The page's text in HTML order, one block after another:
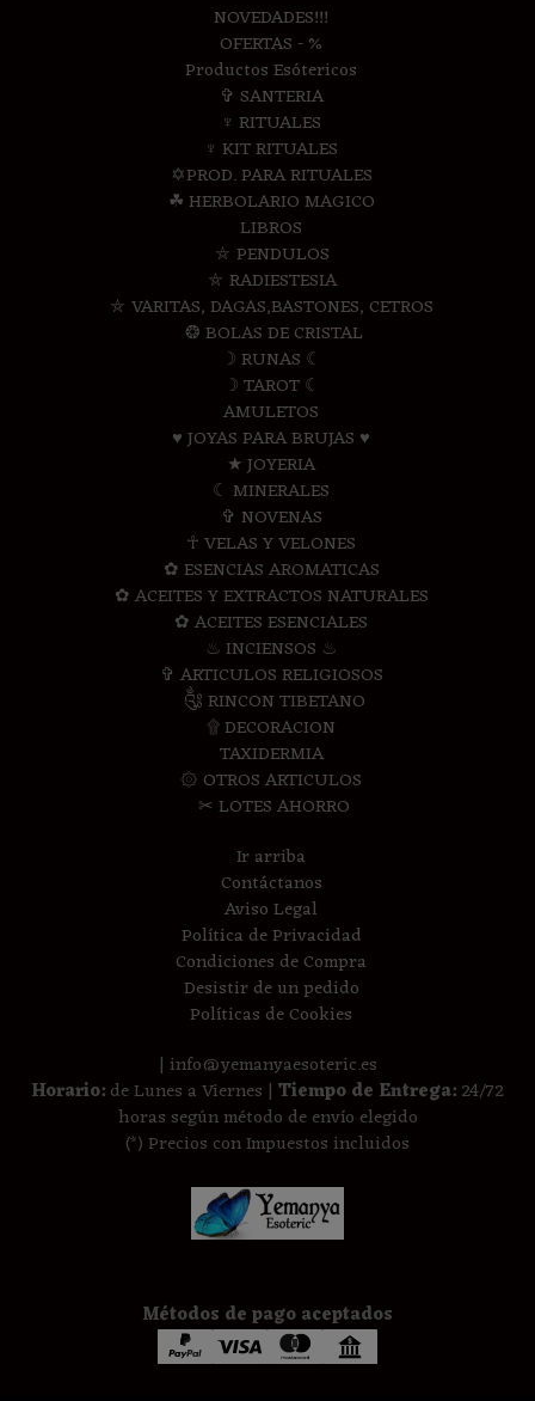
NOVEDADES!!!
OFERTAS - %
Productos Esótericos
✞ SANTERIA
♆ RITUALES
♆ KIT RITUALES
✡PROD. PARA RITUALES
☘ HERBOLARIO MAGICO
LIBROS
⛤ PENDULOS
⛤ RADIESTESIA
⛤ VARITAS, DAGAS,BASTONES, CETROS
❂ BOLAS DE CRISTAL
☽ RUNAS ☾
☽ TAROT ☾
AMULETOS
♥ JOYAS PARA BRUJAS ♥
★ JOYERIA
☾ MINERALES
✞ NOVENAS
☥ VELAS Y VELONES
✿ ESENCIAS AROMATICAS
✿ ACEITES Y EXTRACTOS NATURALES
✿ ACEITES ESENCIALES
♨ INCIENSOS ♨
✞ ARTICULOS RELIGIOSOS
༃ RINCON TIBETANO
۩ DECORACION
TAXIDERMIA
۞ OTROS ARTICULOS
✂ LOTES AHORRO
Ir arriba
Contáctanos
Aviso Legal
Política de Privacidad
Condiciones de Compra
Desistir de un pedido
Políticas de Cookies
| info@yemanyaesoteric.es
Horario:de Lunes a Viernes | Tiempo de Entrega:24/72
horas según método de envío elegido
(*) Precios con Impuestos incluidos
Métodos de pago aceptados